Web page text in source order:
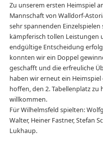
Zu unserem ersten Heimspiel
Mannschaft von Walldorf-
sehr spannenden
kämpferisch tollen Leistungen
endgültige Entscheidung
konnten wir ein Doppel
geschafft und die erfreuliche
haben wir erneut ein
hoffen, den 2. Tabellenplatz zu
willkommen.
Für Wilhelmsfeld spielten:
Walter, Heiner Fastner, Stefan
Lukhaup.